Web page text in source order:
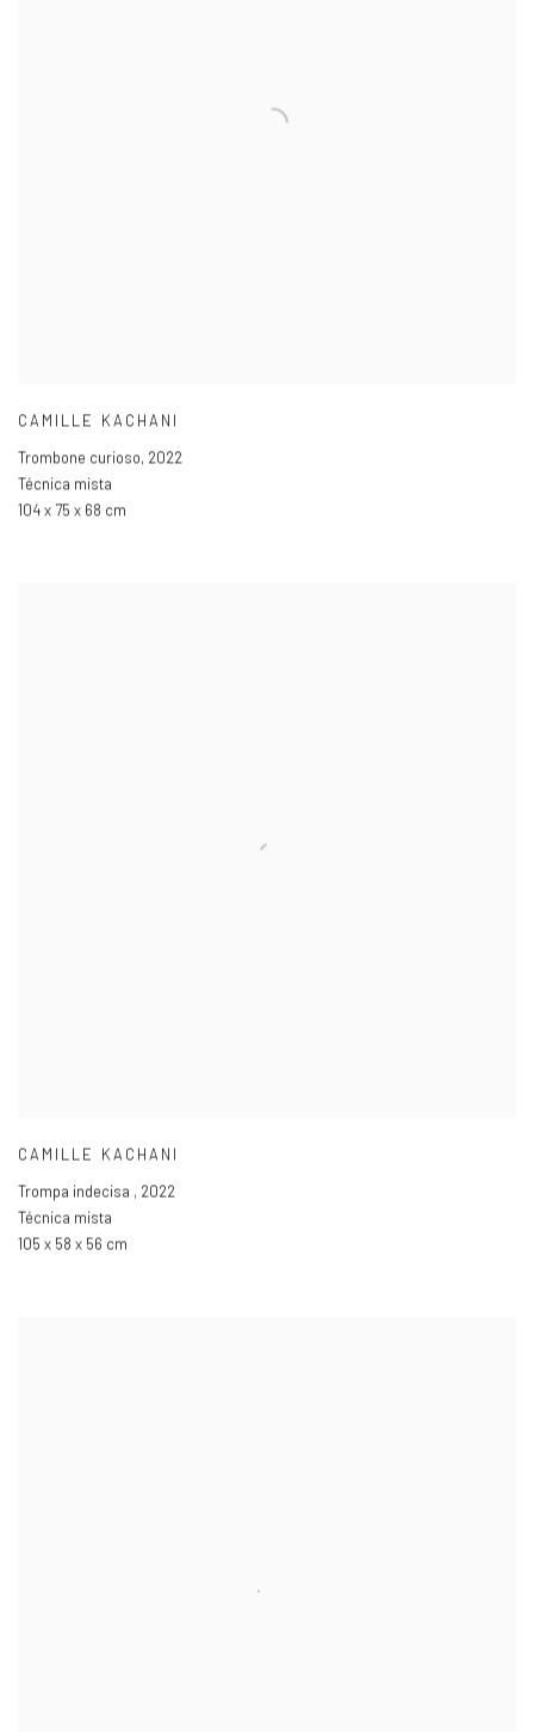
CAMILLE KACHANI
Trombone curioso, 2022
Técnica mista
104 x 75 x 68 cm
CAMILLE KACHANI
Trompa indecisa , 2022
Técnica mista
105 x 58 x 56 cm